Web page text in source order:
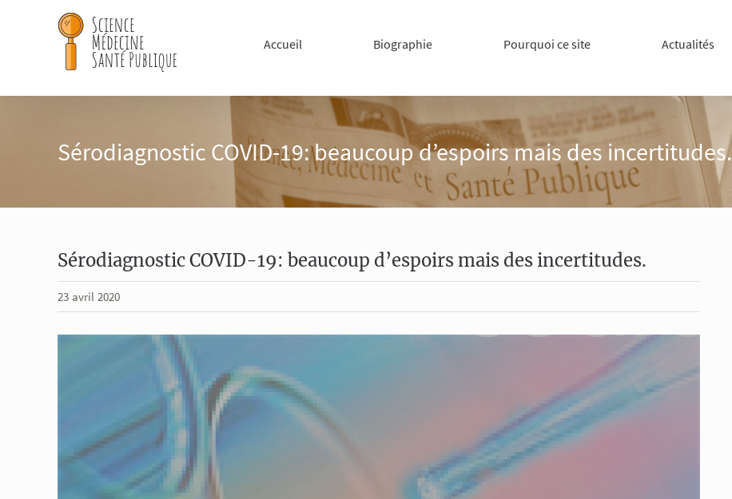
Accueil Biographie Pourquoi ce site Actualités
Sérodiagnostic COVID-19: beaucoup d’espoirs mais des incertitudes.
Sérodiagnostic COVID-19: beaucoup d’espoirs mais des incertitudes.
23 avril 2020